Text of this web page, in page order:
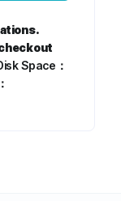
Space：